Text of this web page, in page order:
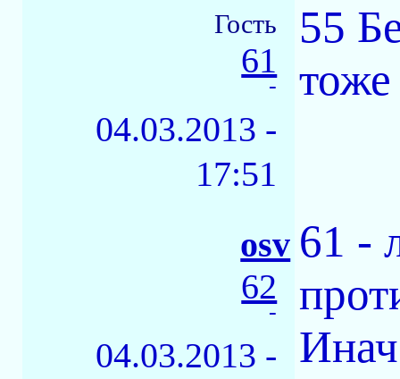
Гость
61
-
04.03.2013 -
17:51
55
osv
62
-
04.03.2013 -
61 -